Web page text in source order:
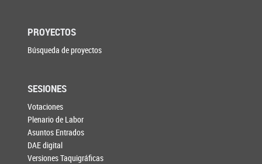
PROYECTOS
Búsqueda de proyectos
SESIONES
Votaciones
Plenario de Labor
Asuntos Entrados
DAE digital
Versiones Taquigráficas